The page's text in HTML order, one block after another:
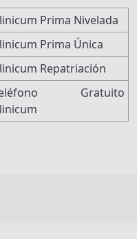
Prima Nivelada
Prima Única
Repatriación
Gratuito